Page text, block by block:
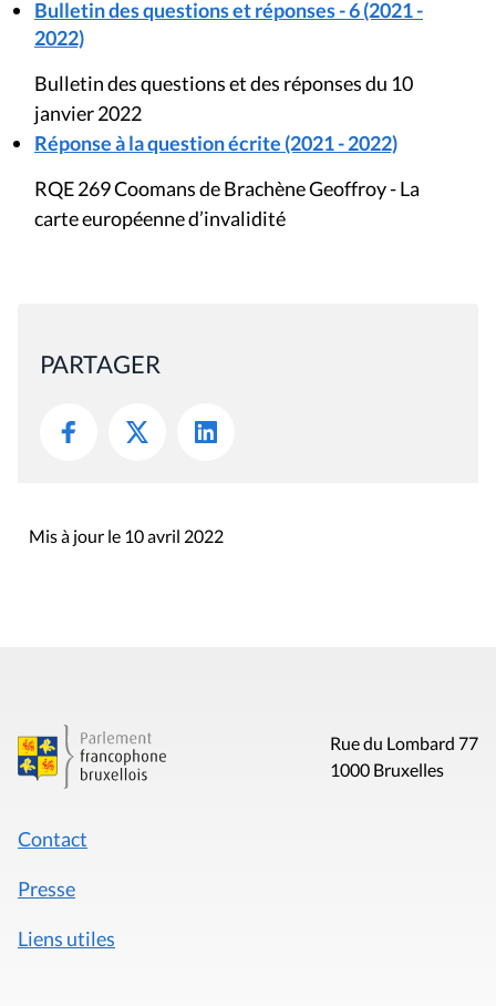
Bulletin des questions et réponses - 6 (2021 -
2022)
Bulletin des questions et des réponses du 10
janvier 2022
Réponse à la question écrite (2021 - 2022)
RQE 269 Coomans de Brachène Geoffroy - La
carte européenne d’invalidité
PARTAGER
Mis à jour le 10 avril 2022
Rue du Lombard 77
1000 Bruxelles
Contact
Presse
Liens utiles